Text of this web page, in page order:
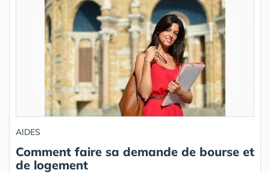
AIDES
Comment faire sa demande de bourse et
de logement